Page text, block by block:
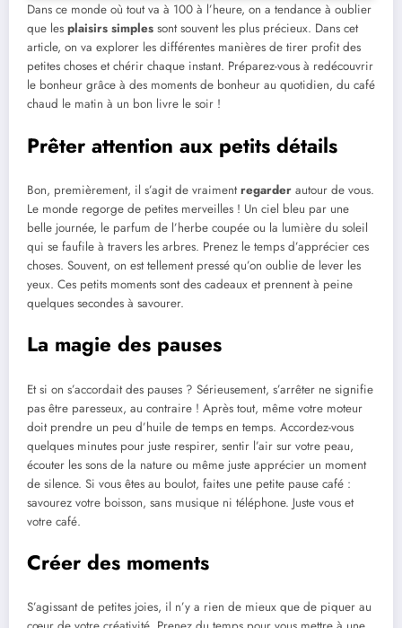
Dans ce monde où tout va à 100 à l’heure, on a tendance à oublier
que les plaisirs simples sont souvent les plus précieux. Dans cet
article, on va explorer les différentes manières de tirer profit des
petites choses et chérir chaque instant. Préparez-vous à redécouvrir
le bonheur grâce à des moments de bonheur au quotidien, du café
chaud le matin à un bon livre le soir !
Prêter attention aux petits détails
Bon, premièrement, il s’agit de vraimentregarder autour de vous.
Le monde regorge de petites merveilles ! Un ciel bleu par une
belle journée, le parfum de l’herbe coupée ou la lumière du soleil
qui se faufile à travers les arbres. Prenez le temps d’apprécier ces
choses. Souvent, on est tellement pressé qu’on oublie de lever les
yeux. Ces petits moments sont des cadeaux et prennent à peine
quelques secondes à savourer.
La magie des pauses
Et si on s’accordait des pauses ? Sérieusement, s’arrêter ne signifie
pas être paresseux, au contraire ! Après tout, même votre moteur
doit prendre un peu d’huile de temps en temps. Accordez-vous
quelques minutes pour juste respirer, sentir l’air sur votre peau,
écouter les sons de la nature ou même juste apprécier un moment
de silence. Si vous êtes au boulot, faites une petite pause café :
savourez votre boisson, sans musique ni téléphone. Juste vous et
votre café.
Créer des moments
S’agissant de petites joies, il n’y a rien de mieux que de piquer au